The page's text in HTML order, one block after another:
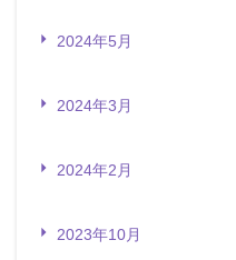
2024年5月
2024年3月
2024年2月
2023年10月